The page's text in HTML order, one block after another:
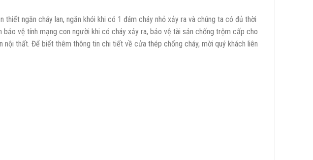
ngăn cháy lan, ngăn khói khi có 1 đám cháy nhỏ xảy ra và chúng ta có đủ thời
vệ tính mạng con người khi có cháy xảy ra, bảo vệ tài sản chống trộm cấp cho
nội thất. Để biết thêm thông tin chi tiết về cửa thép chống cháy, mời quý khách liên